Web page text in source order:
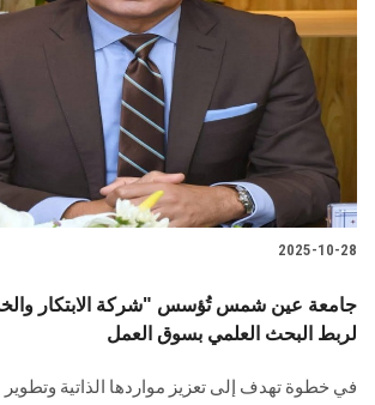
2025-10-28
جامعة عين شمس تُؤسس "شركة الابتكار
لربط البحث العلمي بسوق العمل
في خطوة تهدف إلى تعزيز مواردها الذاتية وتطوير